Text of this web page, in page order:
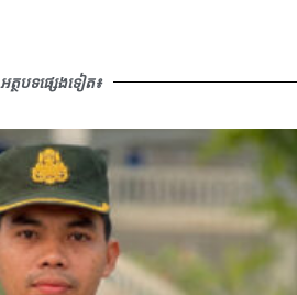
អត្ថបទផ្សេងទៀត៖